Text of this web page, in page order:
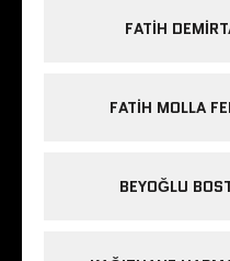
FATIH
FATIH MOLLA
BEYOĞLU